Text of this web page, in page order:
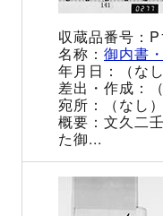
御内書
（な
（なし）
文久二
た御...